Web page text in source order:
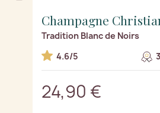
Champagne
Tradition Blanc de Noirs
4.6/5
24,90 €